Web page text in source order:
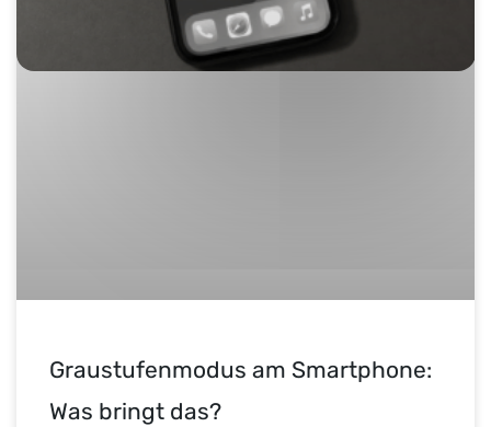
Graustufenmodus am Smartphone:
Was bringt das?